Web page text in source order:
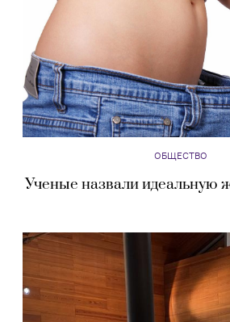
ОБЩЕСТВО
Ученые назвали идеальную